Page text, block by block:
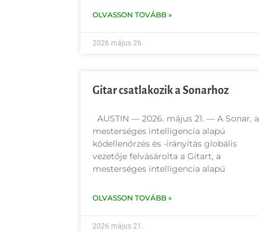
OLVASSON TOVÁBB »
2026 május 26.
Gitar csatlakozik a Sonarhoz
AUSTIN — 2026. május 21. — A Sonar, a
mesterséges intelligencia alapú
kódellenőrzés és -irányítás globális
vezetője felvásárolta a Gitart, a
mesterséges intelligencia alapú
OLVASSON TOVÁBB »
2026 május 21.